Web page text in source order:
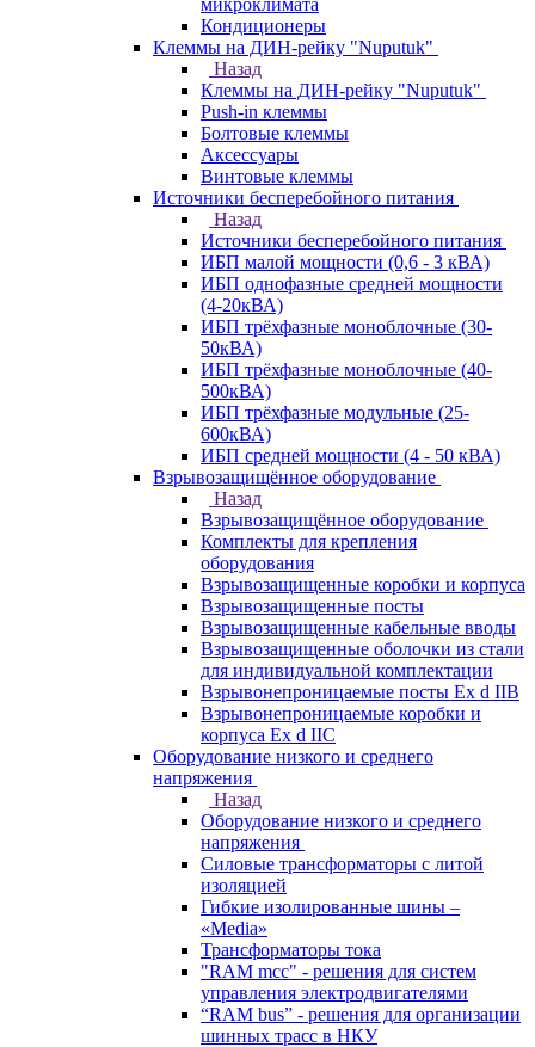
микроклимата
Кондиционеры
Клеммы на ДИН-рейку "Nuputuk"
Назад
Клеммы на ДИН-рейку "Nuputuk"
Push-in клеммы
Болтовые клеммы
Аксессуары
Винтовые клеммы
Источники бесперебойного питания
Назад
Источники бесперебойного питания
ИБП малой мощности (0,6 - 3 кВА)
ИБП однофазные средней мощности
(4-20кВА)
ИБП трёхфазные моноблочные (30-
50кВА)
ИБП трёхфазные моноблочные (40-
500кВА)
ИБП трёхфазные модульные (25-
600кВА)
ИБП средней мощности (4 - 50 кВА)
Взрывозащищённое оборудование
Назад
Взрывозащищённое оборудование
Комплекты для крепления
оборудования
Взрывозащищенные коробки и корпуса
Взрывозащищенные посты
Взрывозащищенные кабельные вводы
Взрывозащищенные оболочки из стали
для индивидуальной комплектации
Взрывонепроницаемые посты Ex d IIB
Взрывонепроницаемые коробки и
корпуса Ex d IIС
Оборудование низкого и среднего
напряжения
Назад
Оборудование низкого и среднего
напряжения
Силовые трансформаторы с литой
изоляцией
Гибкие изолированные шины –
«Media»
Трансформаторы тока
"RAM mcc" - решения для систем
управления электродвигателями
“RAM bus” - решения для организации
шинных трасс в НКУ